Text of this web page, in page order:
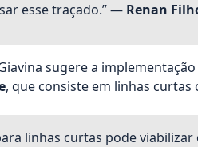
esse traçado.” — Renan
sugere a
, que consiste em linhas
linhas curtas pode